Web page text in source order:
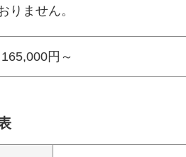
ません。
165,000円～